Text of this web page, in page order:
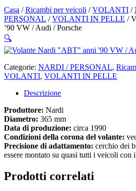
Casa /Ricambi per veicoli /VOLANTI /
PERSONAL /VOLANTI IN PELLE /
’90 VW / Audi / Porsche
🔍
Categorie: NARDI / PERSONAL,
VOLANTI, VOLANTI IN PELLE
Descrizione
Produttore: Nardi
Diametro: 365 mm
Data di produzione: circa 1990
Condizioni della corona del volante:
Precisione di adattamento: cerchio dei
essere montato su quasi tutti i veicoli con
Prodotti correlati